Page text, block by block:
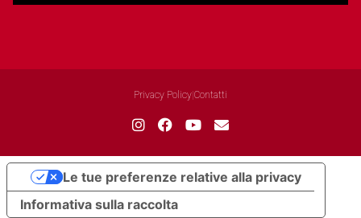
Privacy Policy Contatti
Informativa sulla raccolta
Le tue preferenze relative alla privacy